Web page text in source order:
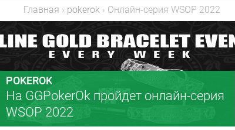
Главная › pokerok › Онлайн-серия WSOP 2022
POKEROK
На GGPokerOk пройдет онлайн-серия
WSOP 2022